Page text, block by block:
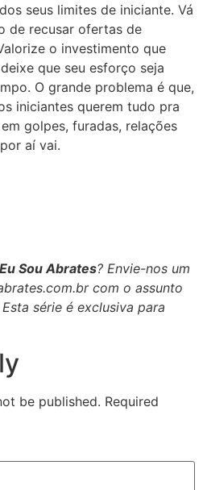
seus limites de iniciante. Vá
de recusar ofertas de
o investimento que
que seu esforço seja
O grande problema é que,
iniciantes querem tudo pra
golpes, furadas, relações
aí vai.
Eu Sou Abrates? Envie-nos um
com o assunto
série é exclusiva para
be published. Required